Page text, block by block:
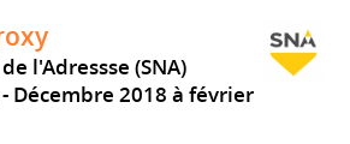
l'Adressse (SNA)
Décembre 2018 à février